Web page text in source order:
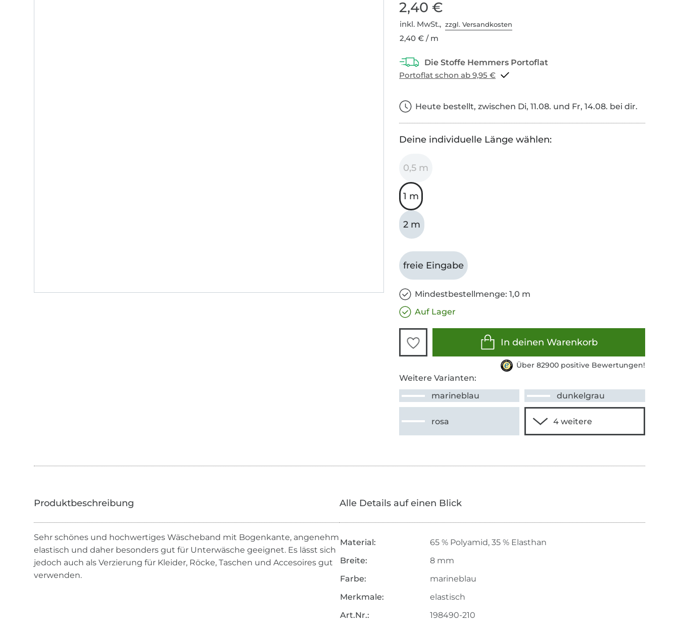
2,40 €
inkl. MwSt.,zzgl. Versandkosten
2,40 € / m
Portoflat schon ab 9,95 €
Heute bestellt, zwischen Di, 11.08. und Fr, 14.08. bei dir.
Deine individuelle Länge wählen:
0,5 m
1 m
2 m
freie Eingabe
Mindestbestellmenge: 1,0 m
Auf Lager
In deinen Warenkorb
Über 82900 positive Bewertungen!
Weitere Varianten:
marineblau
dunkelgrau
rosa
Sehr schönes und hochwertiges Wäscheband mit Bogenkante, angenehm
elastisch und daher besonders gut für Unterwäsche geeignet. Es lässt sich
jedoch auch als Verzierung für Kleider, Röcke, Taschen und Accesoires gut
verwenden.
Alle Details auf einen Blick
Material:
65 % Polyamid, 35 % Elasthan
Breite:
8 mm
Farbe:
marineblau
Merkmale:
elastisch
Art.Nr.:
198490-210